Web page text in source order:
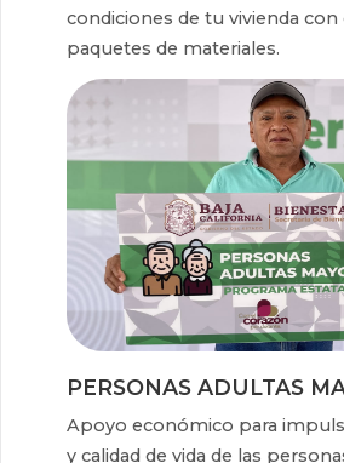
condiciones de tu vivienda
paquetes de materiales.
PERSONAS ADULTAS
Apoyo económico para
y calidad de vida de las